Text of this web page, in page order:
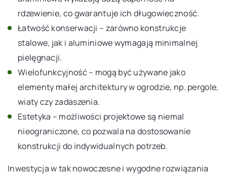
rdzewienie, co gwarantuje ich długowieczność.
Łatwość konserwacji – zarówno konstrukcje
stalowe, jak i aluminiowe wymagają minimalnej
pielęgnacji.
Wielofunkcyjność – mogą być używane jako
elementy małej architektury w ogrodzie, np. pergole,
wiaty czy zadaszenia.
Estetyka – możliwości projektowe są niemal
nieograniczone, co pozwala na dostosowanie
konstrukcji do indywidualnych potrzeb.
Inwestycja w tak nowoczesne i wygodne rozwiązania